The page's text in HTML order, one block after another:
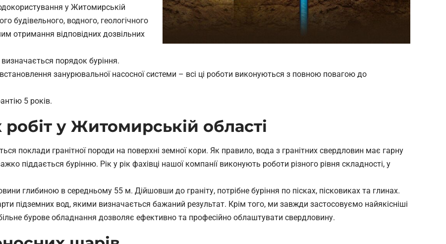
у Житомирській
будівельного, водного, геологічного
отримання відповідних дозвільних
визначається порядок буріння.
занурювальної насосної системи – всі ці роботи виконуються з повною повагою до
5 років.
у Житомирській області
поклади гранітної породи на поверхні земної кори. Як правило, вода з гранітних свердловин має гарну
піддається бурінню. Рік у рік фахівці нашої компанії виконують роботи різного рівня складності, у
глибиною в середньому 55 м. Дійшовши до граніту, потрібне буріння по пісках, пісковиках та глинах.
підземних вод, якими визначається бажаний результат. Крім того, ми завжди застосовуємо найякісніші
бурове обладнання дозволяє ефективно та професійно облаштувати свердловину.